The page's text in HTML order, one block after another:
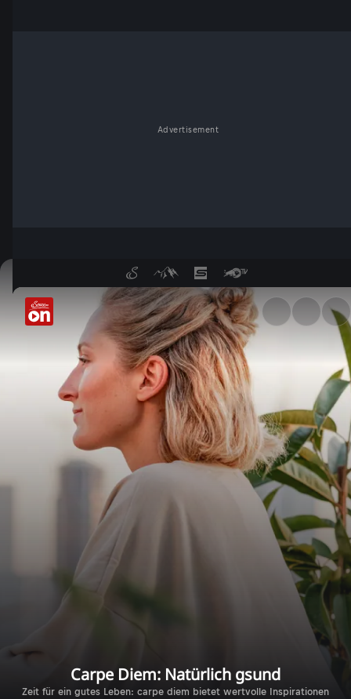
Advertisement
carpe diem - Gutes Leben in
Carpe Diem: Natürlich gsund
Zeit für ein gutes Leben: carpe diem bietet wertvolle Inspirationen